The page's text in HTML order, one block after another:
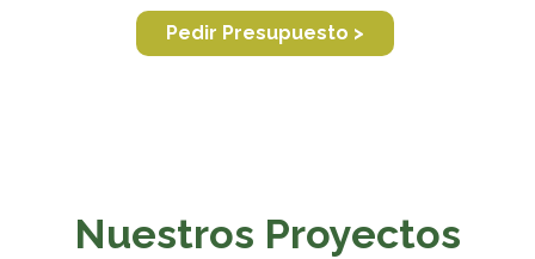
Pedir Presupuesto >
Nuestros Proyectos